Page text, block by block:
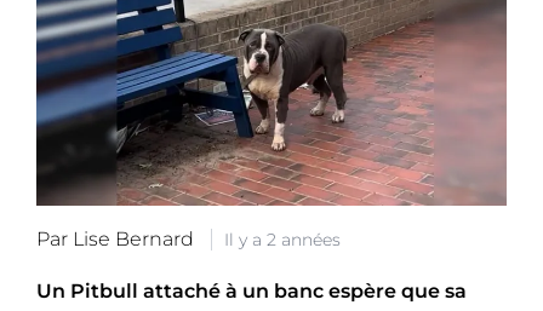
Par Lise Bernard Il y a 2 années
Un Pitbull attaché à un banc espère que sa